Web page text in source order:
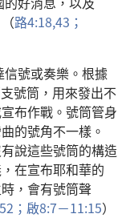
路4:18,43；
信號或奏樂 。 根據
支號筒 ， 用來發出不
宣布作戰 。 號筒管身
的號角不一樣 。
說這些號筒的構造
， 在宣布耶和華的
時 ， 會有號筒聲
； 啟8:7－11:15）